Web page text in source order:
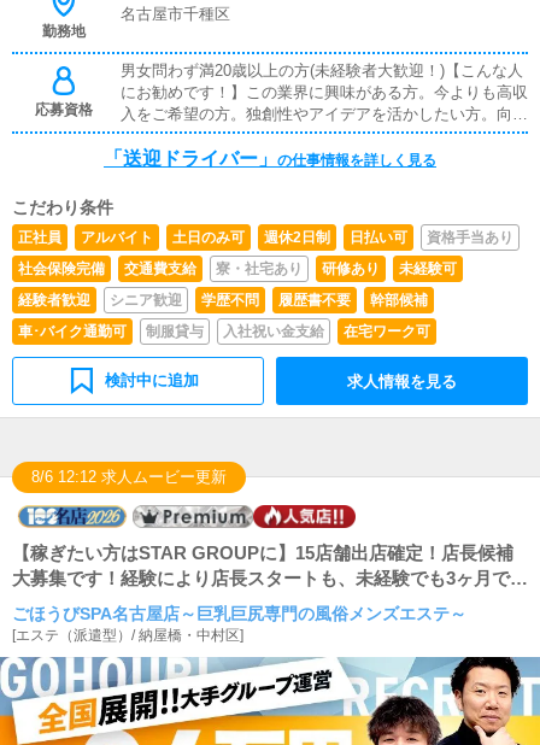
自でお願いします✨※スポットワークは、送迎業務のみと
勤務地
名古屋市千種区
応募資格
男女問わず満20歳以上の方(未経験者大歓迎！)【こんな人
にお勧めです！】この業界に興味がある方。今よりも高収
入をご希望の方。独創性やアイデアを活かしたい方。向上
心・やる気がある方。■普通自動車免許■学歴不問■未経験
者歓迎■職種経験者歓迎■ブランクOK■自家用車持込必須
「送迎ドライバー」 の仕事情報を詳しく見る
こだわり条件
正社員 アルバイト 土日のみ可 週休2日制 日払い可
資格手当あり
社会保険完備
交通費支給 寮・社宅あり 研修あり
未経験可
経験者歓迎
シニア歓迎 学歴不問 履歴書不要
幹部候補
車･バイク通勤可
制服貸与 入社祝い金支給 在宅ワーク可
検討中に追加 求人情報を見る
8/6 12:12 求人ムービー更新
【稼ぎたい方はSTAR GROUPに】15店舗出店確定！店長候補
大募集です！経験により店長スタートも、未経験でも3ヶ月で店
長に昇格可能です！
ごほうびSPA名古屋店～巨乳巨尻専門の風俗メンズエステ～
[エステ（派遣型） /納屋橋・中村区]